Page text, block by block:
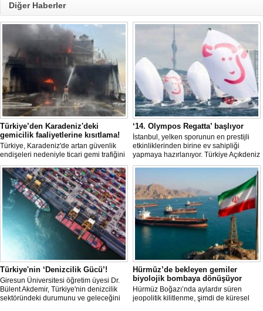
Diğer Haberler
Türkiye’den Karadeniz'deki
gemicilik faaliyetlerine kısıtlama!
Türkiye, Karadeniz'de artan güvenlik
endişeleri nedeniyle ticari gemi trafiğini
kısıtlamaya başladı. Bu durum,
bölgedeki gıda güvenliğini tehdit ediyor.
‘14. Olympos Regatta’ başlıyor
İstanbul, yelken sporunun en prestijli
etkinliklerinden birine ev sahipliği
yapmaya hazırlanıyor. Türkiye Açıkdeniz
Yarış Kulübü (TAYK), Türkiye Yelken
birliğiyle hayata geçirilecek olan 14.
TAYK - Eker Olympos Regatta, 7
Ağustos'ta start alacak ve 16 Ağustos'a
kadar deniz tutkunlarını bir araya
getirecek. "Rüzgâ
Türkiye'nin ‘Denizcilik Gücü’!
Giresun Üniversitesi öğretim üyesi Dr.
Bülent Akdemir, Türkiye'nin denizcilik
sektöründeki durumunu ve geleceğini
Hürmüz’de bekleyen gemiler
biyolojik bombaya dönüşüyor
Hürmüz Boğazı’nda aylardır süren
jeopolitik kilitlenme, şimdi de küresel